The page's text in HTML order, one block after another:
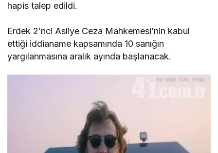
hapis talep edildi.
Erdek 2’nci Asliye Ceza Mahkemesi’nin kabul
ettiği iddianame kapsamında 10 sanığın
yargılanmasına aralık ayında başlanacak.